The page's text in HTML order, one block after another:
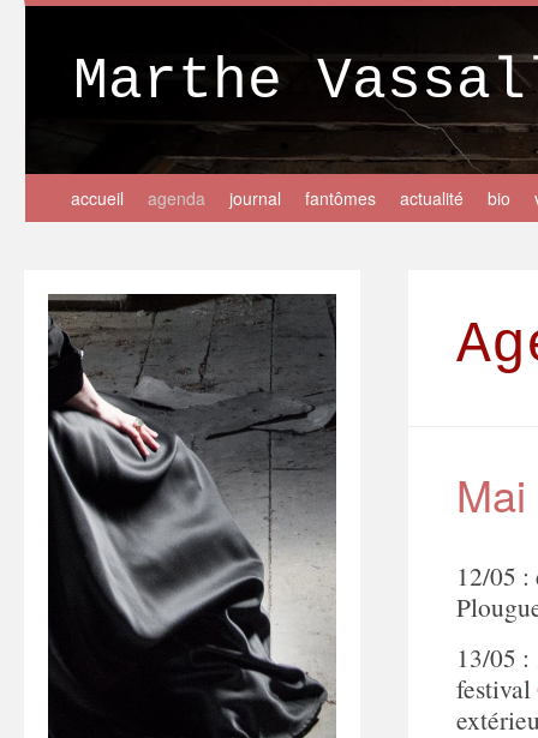
Marthe
accueil agenda journal fantômes actualité bio
12/05 :
13/05 :
festival